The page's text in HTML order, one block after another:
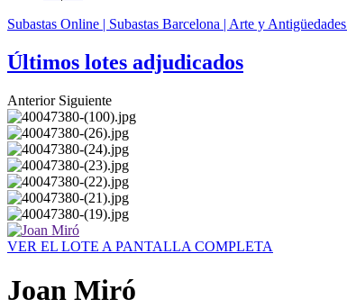
Subastas Online | Subastas Barcelona | Arte y Antigüedades
Últimos lotes adjudicados
Anterior Siguiente
VER EL LOTE A PANTALLA COMPLETA
Joan Miró